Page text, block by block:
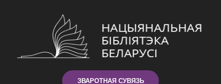
ЗВАРОТНАЯ СУВЯЗЬ